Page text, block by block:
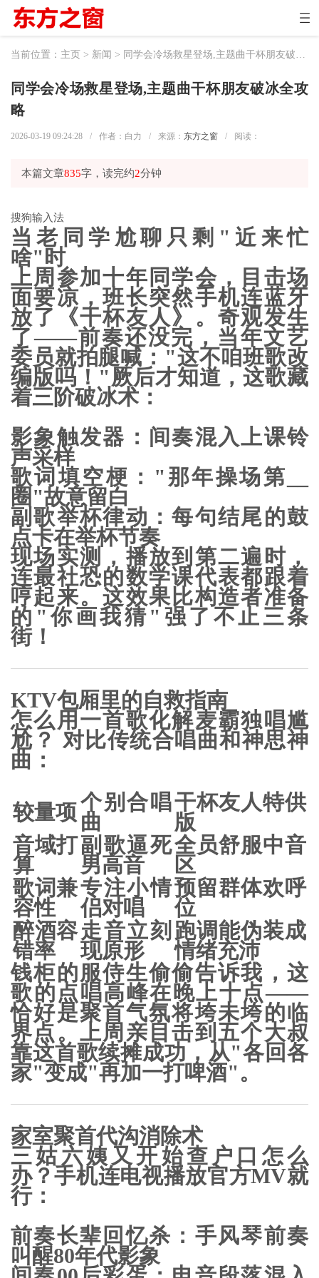
当前位置： 主页 > 新闻 > 同学会冷场救星登场,主题曲干杯朋友破冰全攻略
同学会冷场救星登场,主题曲干杯朋友破冰全攻
略
2026-03-19 09:24:28 / 作者：白力 / 来源： 东方之窗 / 阅读：
本篇文章835字，读完约2分钟
搜狗输入法
当老同学尬聊只剩"近来忙
啥"时
上周参加十年同学会，目击场
面要凉，班长突然手机连蓝牙
放了《干杯友人》。奇观发生
了——前奏还没完，当年文艺
委员就拍腿喊："这不咱班歌改
编版吗！"厥后才知道，这歌藏
着三阶破冰术：
影象触发器 ：间奏混入上课铃
声采样
歌词填空梗 ："那年操场第__
圈"故意留白
副歌举杯律动 ：每句结尾的鼓
点卡在举杯节奏
现场实测，播放到第二遍时，
连最社恐的数学课代表都跟着
哼起来。这效果比构造者准备
的"你画我猜"强了不止三条
街！
KTV包厢里的自救指南
怎么用一首歌化解麦霸独唱尴
尬？ 对比传统合唱曲和神思神
曲：
较量项个别合唱
曲
干杯友人特供
版
音域打
算
副歌逼死
男高音
全员舒服中音
区
歌词兼
容性
专注小情
侣对唱
预留群体欢呼
位
醉酒容
错率
走音立刻
现原形
跑调能伪装成
情绪充沛
钱柜的服侍生偷偷告诉我，这
歌的点唱高峰在晚上十点——
恰好是聚首气氛将垮未垮的临
界点。上周亲目击到五个大叔
靠这首歌续摊成功，从"各回各
家"变成"再加一打啤酒"。
家室聚首代沟消除术
三姑六姨又开始查户口怎么
办？手机连电视播放官方MV就
行：
前奏长辈回忆杀 ：手风琴前奏
叫醒80年代影象